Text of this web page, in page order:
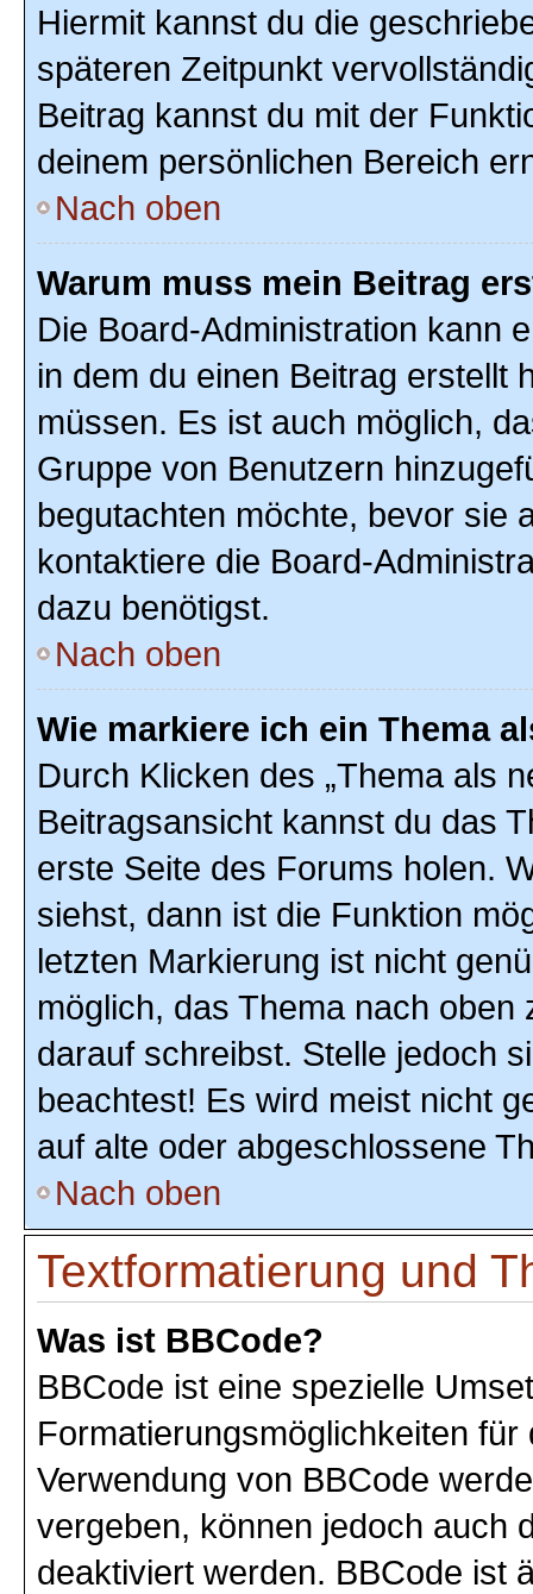
Hiermit kannst du die
späteren Zeitpunkt
Beitrag kannst du mit der
deinem persönlichen Bereich
Nach oben
Warum muss mein Beitrag
Die Board-Administration kann
in dem du einen Beitrag erstellt
müssen. Es ist auch möglich,
Gruppe von Benutzern
begutachten möchte, bevor sie
kontaktiere die Board-
dazu benötigst.
Nach oben
Wie markiere ich ein Thema
Durch Klicken des „Thema als
Beitragsansicht kannst du das
erste Seite des Forums holen.
siehst, dann ist die Funktion
letzten Markierung ist nicht
möglich, das Thema nach
darauf schreibst. Stelle jedoch
beachtest! Es wird meist nicht
auf alte oder abgeschlossene
Nach oben
Textformatierung und
Was ist BBCode?
BBCode ist eine spezielle
Formatierungsmöglichkeiten
Verwendung von BBCode
vergeben, können jedoch auch
deaktiviert werden. BBCode ist